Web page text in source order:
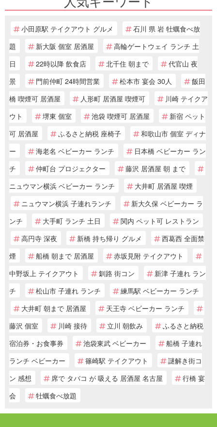
小田原駅 テイクアウト グルメ
石川 県 岩 牡蠣食べ放
題
新大阪 個室 居酒屋
高輪ゲートウェイ ランチ 土
日
22時以降 飲食店 北千住 朝まで
代官山 夜
景
門前仲町 24時間営業 松本市 宴会 30人
飯田
橋 喫煙可 居酒屋
人形町 居酒屋 喫煙可
川崎 テイクア
ウト
堺東 個室 池袋 喫煙可 居酒屋
新宿 ペット
可 居酒屋
ふるさと納税 座椅子
和歌山市 個室 ディナ
ー
海老名 ベビーカー ランチ
日本橋 ベビーカー ラン
チ
仲町台 プロジェクター
藤沢 居酒屋 朝 まで
ニュウマン横浜 ベビーカー ランチ
大井町 居酒屋 喫煙
ニュウマン横浜 子連れランチ
新大久保 ベビーカー ラ
ンチ
大手町 ランチ 土日
関内 ペット可 レストラン
高円寺 深夜
新橋 持ち帰り グルメ
西葛西 全面禁
煙
船橋 朝まで 居酒屋
赤坂見附 テイクアウト
中野坂上 テイクアウト
釧路 街コン
新津 子連れ ラン
チ
松山市 子連れ ランチ
練馬駅 ベビーカー ランチ
大井町 朝まで 居酒屋
天王寺 ベビーカー ランチ
藤沢 個室
川崎 接待 立川 朝飲み
ふるさと納税
宿泊券・お食事券
池袋東武 ベビーカー
船橋 子連れ
ランチ ベビーカー
篠崎駅 テイクアウト
謎解き街コ
ン 感想
席で タバコ が 吸える 居酒屋 名古屋
行橋 宴
会
牡蠣食べ放題